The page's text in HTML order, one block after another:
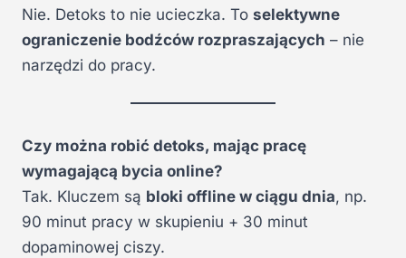
Nie. Detoks to nie ucieczka. To selektywne
ograniczenie bodźców rozpraszających – nie
narzędzi do pracy.
Czy można robić detoks, mając pracę
wymagającą bycia online?
Tak. Kluczem są bloki offline w ciągu dnia, np.
90 minut pracy w skupieniu + 30 minut
dopaminowej ciszy.